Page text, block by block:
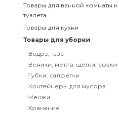
Товары для ванной комнаты и
туалета
Товары для кухни
Товары для уборки
Ведра, тазы
Веники, метла, щетки, совки
Губки, салфетки
Контейнеры для мусора
Мешки
Хранение